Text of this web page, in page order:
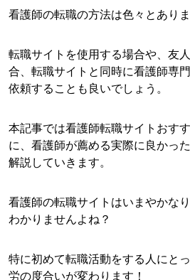
看護師の転職の方法は色々とありま
転職サイトを使用する場合や、友
合、転職サイトと同時に看護師専
依頼することも良いでしょう。
本記事では看護師転職サイトおす
に、看護師が薦める実際に良かっ
解説していきます。
看護師の転職サイトはいまやかな
わかりませんよね？
特に初めて転職活動をする人にと
労の度合いが変わります！